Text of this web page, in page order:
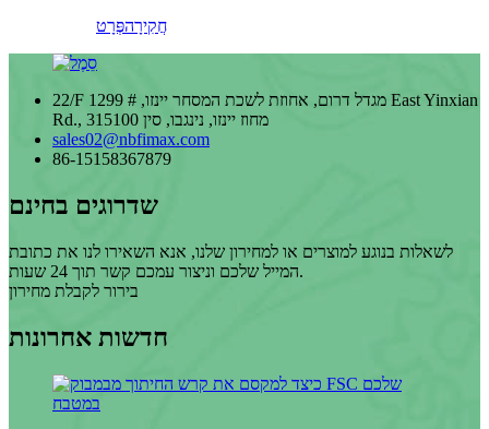
חֲקִירָהפְּרָט
22/F מגדל דרום, אחוזת לשכת המסחר יינזו, # 1299 East Yinxian
Rd., 315100 מחוז יינזו, נינגבו, סין
sales02@nbfimax.com
86-15158367879
שדרוגים בחינם
לשאלות בנוגע למוצרים או למחירון שלנו, אנא השאירו לנו את כתובת
המייל שלכם וניצור עמכם קשר תוך 24 שעות.
בירור לקבלת מחירון
חדשות אחרונות